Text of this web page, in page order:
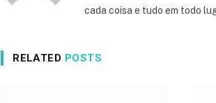
cada coisa e tudo em todo
RELATED POSTS